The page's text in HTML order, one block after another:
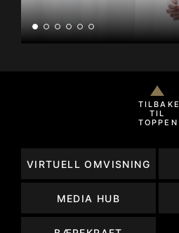
TILBAKE
TIL
TOPPEN
VIRTUELL OMVISNING
MEDIA HUB